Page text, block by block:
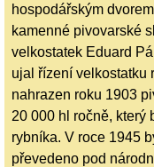
hospodářským
kamenné pivovarské
velkostatek Eduard
ujal řízení velkostatku
nahrazen roku 1903
20 000 hl ročně, který
rybníka. V roce 1945
převedeno pod